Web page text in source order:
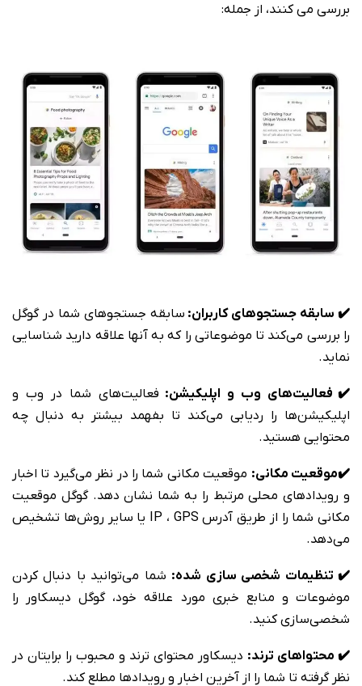
بررسی می کنند، از جمله:
✔️ سابقه جستجوهای کاربران: سابقه جستجوهای شما در گوگل
را بررسی می‌کند تا موضوعاتی را که به آنها علاقه دارید شناسایی
نماید.
✔️ فعالیت‌های وب و اپلیکیشن: فعالیت‌های شما در وب و
اپلیکیشن‌ها را ردیابی می‌کند تا بفهمد بیشتر به دنبال چه
محتوایی هستید.
✔️موقعیت مکانی: موقعیت مکانی شما را در نظر می‌گیرد تا اخبار
و رویدادهای محلی مرتبط را به شما نشان دهد. گوگل موقعیت
مکانی شما را از طریق آدرس IP ، GPS یا سایر روش‌ها تشخیص
می‌دهد.
✔️ تنظیمات شخصی سازی شده: شما می‌توانید با دنبال کردن
موضوعات و منابع خبری مورد علاقه خود، گوگل دیسکاور را
شخصی‌سازی کنید.
✔️ محتواهای ترند: دیسکاور محتوای ترند و محبوب را برایتان در
نظر گرفته تا شما را از آخرین اخبار و رویدادها مطلع کند.